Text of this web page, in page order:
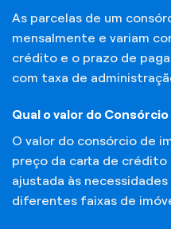
As parcelas de um
mensalmente e variam
crédito e o prazo de
com taxa de
Qual o valor do Consórcio
O valor do consórcio de
preço da carta de crédito
ajustada às
diferentes faixas de